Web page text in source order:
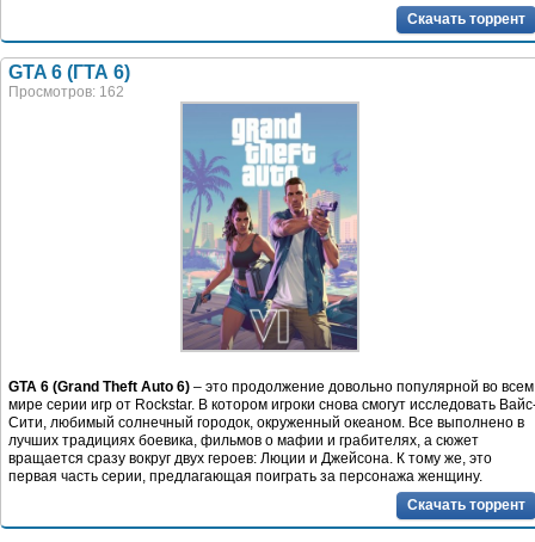
Скачать торрент
GTA 6 (ГТА 6)
Просмотров: 162
GTA 6 (Grand Theft Auto 6) – это продолжение довольно популярной во всем
мире серии игр от Rockstar. В котором игроки снова смогут исследовать
Сити, любимый солнечный городок, окруженный океаном. Все выполнено в
лучших традициях боевика, фильмов о мафии и грабителях, а сюжет
вращается сразу вокруг двух героев: Люции и Джейсона. К тому же, это
первая часть серии, предлагающая поиграть за персонажа женщину.
Скачать торрент